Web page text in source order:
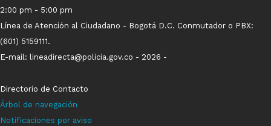
2:00 pm - 5:00 pm
Línea de Atención al Ciudadano - Bogotá D.C. Conmutador o PBX:
(601) 5159111.
E-mail: lineadirecta@policia.gov.co - 2026 -
Directorio de Contacto
Árbol de navegación
Notificaciones por aviso